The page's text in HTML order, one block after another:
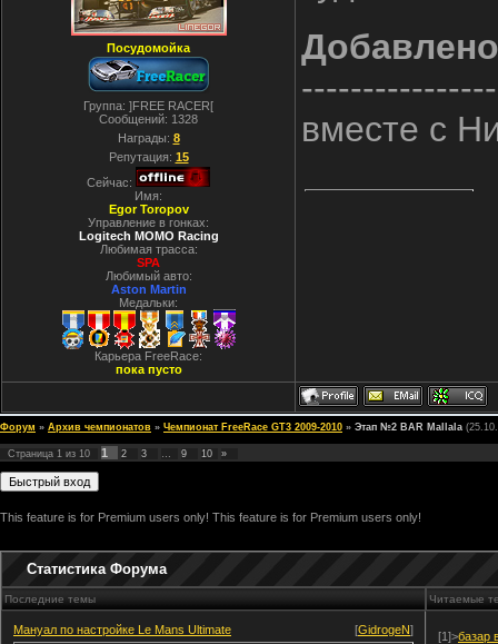
Посудомойка
Группа: ]FREE RACER[
Сообщений: 1328
Награды: 8
Репутация: 15
Сейчас:
Имя:
Egor Toropov
Управление в гонках:
Logitech MOMO Racing
Любимая трасса:
SPA
Любимый авто:
Aston Martin
Медальки:
Карьера FreeRace:
пока пусто
Добавлено
вместе с
Форум » Архив чемпионатов » Чемпионат FreeRace GT3 2009-2010 » Этап №2 BAR Mallala
Страница 1 из 10 1 2 3 … 9 10 »
This feature is for Premium users only! This feature is for Premium users only!
Статистика Форума
Последние темы Читаемые
Мануал по настройке Le Mans Ultimate [GidrogeN] [1]>базар